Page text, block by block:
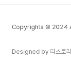
Copyrights © 2024
Designed by 티스토리